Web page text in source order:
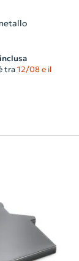
tra 12/08 e il